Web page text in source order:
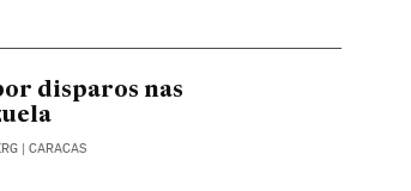
disparos nas
| CARACAS